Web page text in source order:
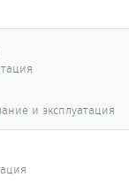
и эксплуатация